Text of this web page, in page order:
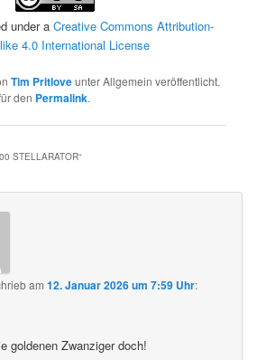
under a Creative Commons Attribution-
4.0 International License
Tim Pritloveunter Allgemein veröffentlicht.
den Permalink.
STELLARATOR“
am12. Januar 2026 um 7:59 Uhr:
goldenen Zwanziger doch!